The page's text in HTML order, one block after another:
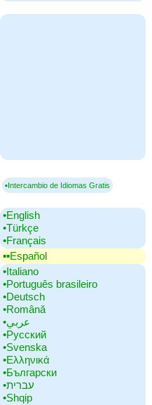
▪Intercambio de Idiomas Gratis
•‎English
•‎Türkçe
•‎Français
▪▪‎Español
•‎Italiano
•‎Português brasileiro
•‎Deutsch
•‎Română
•‎عربي
•‎Русский
•‎Svenska
•‎Ελληνικά
•‎Български
•‎עברית
•‎Shqip